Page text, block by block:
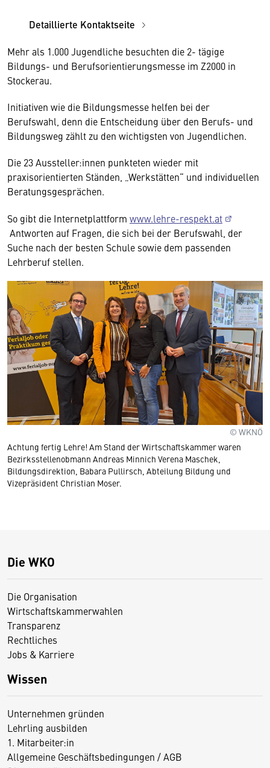
Detaillierte Kontaktseite
Mehr als 1.000 Jugendliche besuchten die 2- tägige
Bildungs- und Berufsorientierungsmesse im Z2000 in
Stockerau.
Initiativen wie die Bildungsmesse helfen bei der
Berufswahl, denn die Entscheidung über den Berufs- und
Bildungsweg zählt zu den wichtigsten von Jugendlichen.
Die 23 Aussteller:innen punkteten wieder mit
praxisorientierten Ständen, „Werkstätten“ und individuellen
Beratungsgesprächen.
So gibt die Internetplattform www.lehre-respekt.at
Antworten auf Fragen, die sich bei der Berufswahl, der
Suche nach der besten Schule sowie dem passenden
Lehrberuf stellen.
© WKNÖ
Achtung fertig Lehre! Am Stand der Wirtschaftskammer waren
Bezirksstellenobmann Andreas Minnich Verena Maschek,
Bildungsdirektion, Babara Pullirsch, Abteilung Bildung und
Vizepräsident Christian Moser.
Die WKO
Die Organisation
Wirtschaftskammerwahlen
Transparenz
Rechtliches
Jobs & Karriere
Wissen
Unternehmen gründen
Lehrling ausbilden
1. Mitarbeiter:in
Allgemeine Geschäftsbedingungen / AGB